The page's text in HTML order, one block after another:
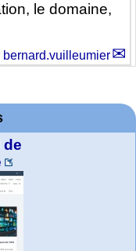
le domaine,
bernard.vuilleumier
de